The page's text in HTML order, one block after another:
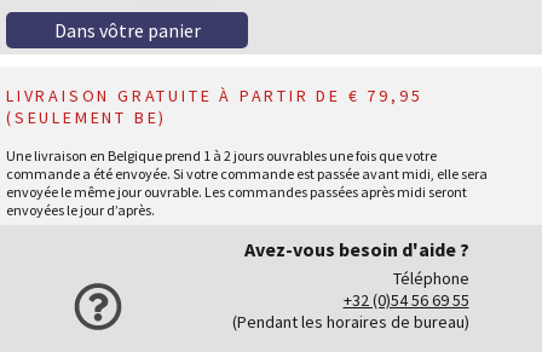
LIVRAISON GRATUITE À PARTIR DE € 79,95
(SEULEMENT BE)
Une livraison en Belgique prend 1 à 2 jours ouvrables une fois que votre
commande a été envoyée. Si votre commande est passée avant midi, elle sera
envoyée le même jour ouvrable. Les commandes passées après midi seront
envoyées le jour d’après.
Avez-vous besoin d'aide ?
Téléphone
+32 (0)54 56 69 55
(Pendant les horaires de bureau)